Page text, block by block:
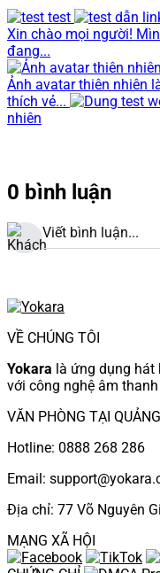
test
Xin chào mọi người!
đang...
Ảnh avatar thiên nhiên
thích vẻ...
nhiên
0 bình luận
Viết bình luận...
VỀ CHÚNG TÔI
Yokara là ứng dụng hát
với công nghệ âm
VĂN PHÒNG TẠI
Hotline: 0888 268 286
Email:
Địa chỉ: 77 Võ Nguyên
MẠNG XÃ HỘI